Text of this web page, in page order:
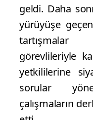
geldi. Daha
yürüyüşe
tartışmalar
görevlileriyle
yetkililerine
sorular
çalışmaların